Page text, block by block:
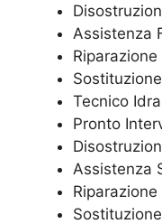
Assistenza
Tecnico
Pronto
Assistenza